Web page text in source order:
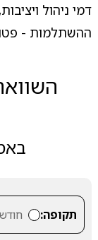
דמי ניהול
ההשתלמות - פטור
תקופה: